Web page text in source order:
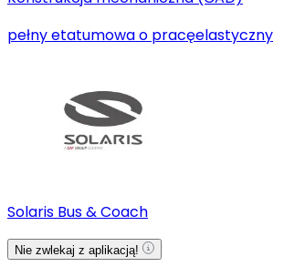
pełny etatumowa o pracęelastyczny
Solaris Bus & Coach
Nie zwlekaj z aplikacją!